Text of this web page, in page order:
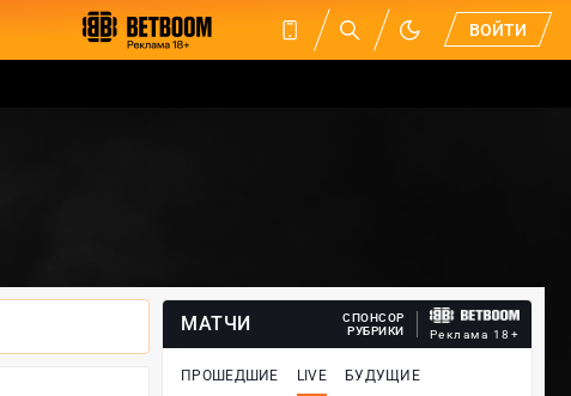
ВОЙТИ
МАТЧИ
СПОНСОР
РУБРИКИ
Реклама 18+
ПРОШЕДШИЕ LIVE БУДУЩИЕ